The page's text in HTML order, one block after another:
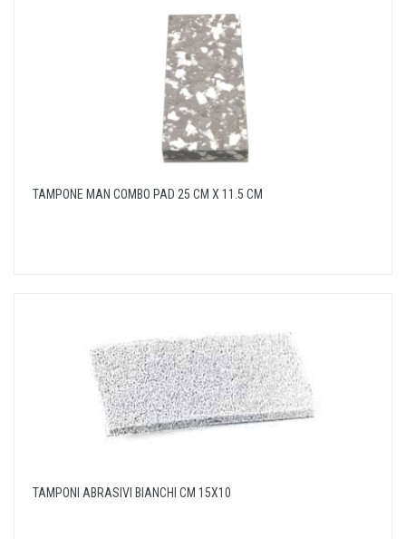
TAMPONE MAN COMBO PAD 25 CM X 11.5 CM
TAMPONI ABRASIVI BIANCHI CM 15X10